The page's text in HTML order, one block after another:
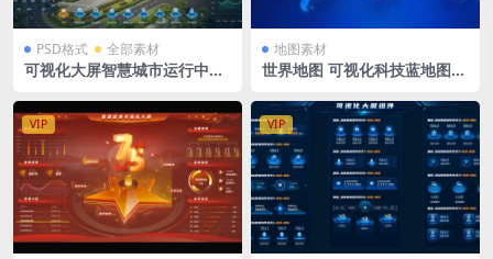
PSD格式 全部素材
可视化大屏智慧城市运行中心
D格式
地图素材
世界地图 可视化科技蓝地图m
VIP VIP